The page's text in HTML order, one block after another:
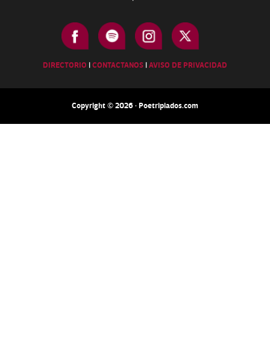
DIRECTORIO |CONTACTANOS |AVISO DE PRIVACIDAD
Copyright © 2026 · Poetripiados.com